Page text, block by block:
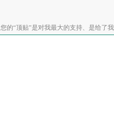
您的“顶贴”是对我最大的支持、是给了